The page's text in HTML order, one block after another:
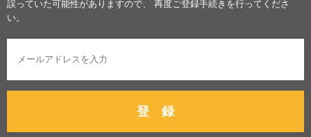
誤っていた可能性がありますので、 再度ご登録手続きを行ってくださ
い。
登 録